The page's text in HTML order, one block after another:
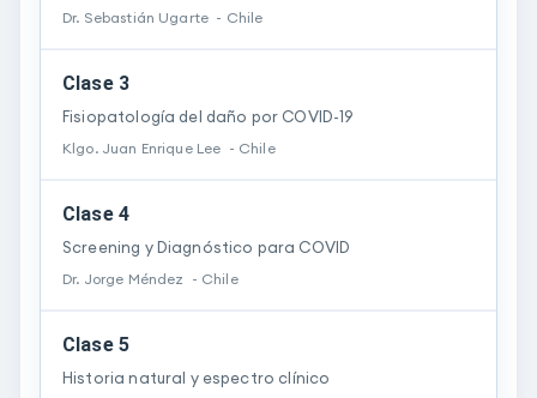
Dr. Sebastián Ugarte - Chile
Clase 3
Fisiopatología del daño por COVID-19
Klgo. Juan Enrique Lee - Chile
Clase 4
Screening y Diagnóstico para COVID
Dr. Jorge Méndez - Chile
Clase 5
Historia natural y espectro clínico